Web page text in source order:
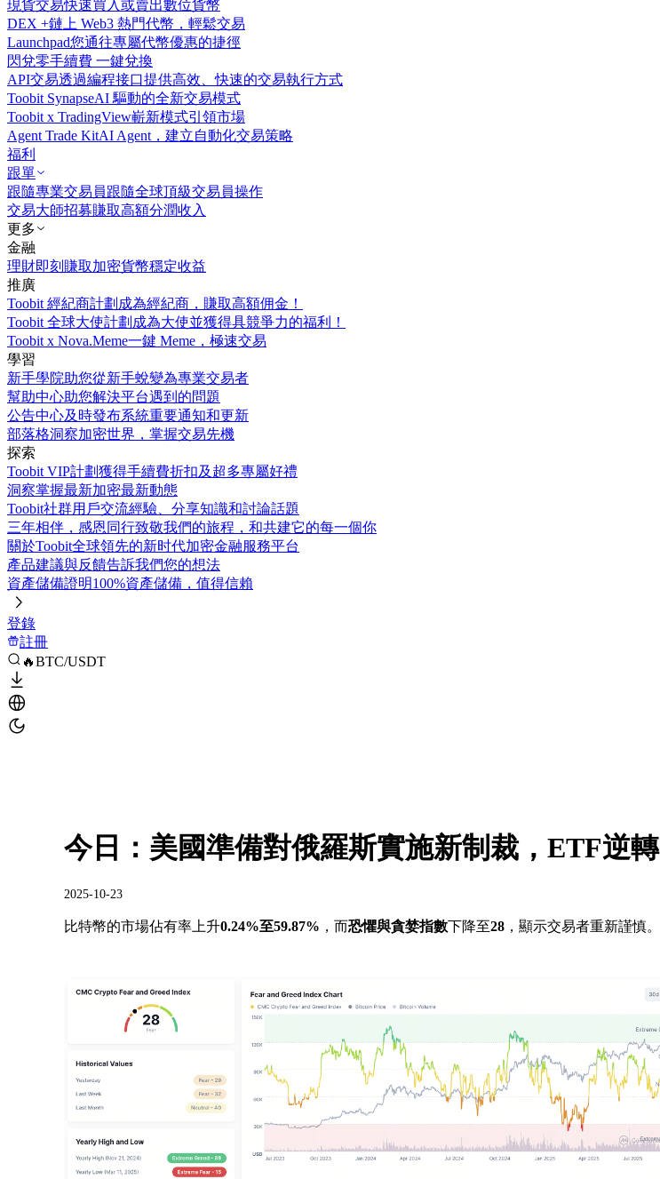
現貨交易快速買入或賣出數位貨幣
DEX +鏈上 Web3 熱門代幣，輕鬆交易
Launchpad您通往專屬代幣優惠的捷徑
閃兌零手續費 一鍵兌換
API交易透過編程接口提供高效、快速的交易執行方式
Toobit SynapseAI 驅動的全新交易模式
Toobit x TradingView嶄新模式引領市場
Agent Trade KitAI Agent，建立自動化交易策略
福利
跟單
跟隨專業交易員跟隨全球頂級交易員操作
交易大師招募賺取高額分潤收入
更多
金融
理財即刻賺取加密貨幣穩定收益
推廣
Toobit 經紀商計劃 成為經紀商，賺取高額佣金！
Toobit 全球大使計劃 成為大使並獲得具競爭力的福利！
Toobit x Nova.Meme一鍵 Meme，極速交易
學習
新手學院助您從新手蛻變為專業交易者
幫助中心助您解決平台遇到的問題
公告中心及時發布系統重要通知和更新
部落格洞察加密世界，掌握交易先機
探索
Toobit VIP計劃獲得手續費折扣及超多專屬好禮
洞察掌握最新加密最新動態
Toobit社群用戶交流經驗、分享知識和討論話題
三年相伴，感恩同行致敬我們的旅程，和共建它的每一個你
關於Toobit全球領先的新时代加密金融服務平台
產品建議與反饋告訴我們您的想法
資產儲備證明100%資產儲備，值得信賴
登錄
註冊
🔥BTC/USDT
今日：美國準備對俄羅斯實施新制裁，ETF逆轉
2025-10-23
比特幣的市場佔有率上升0.24%至59.87% ，而恐懼與貪婪指數下降至28 ，顯示交易者重新謹慎。